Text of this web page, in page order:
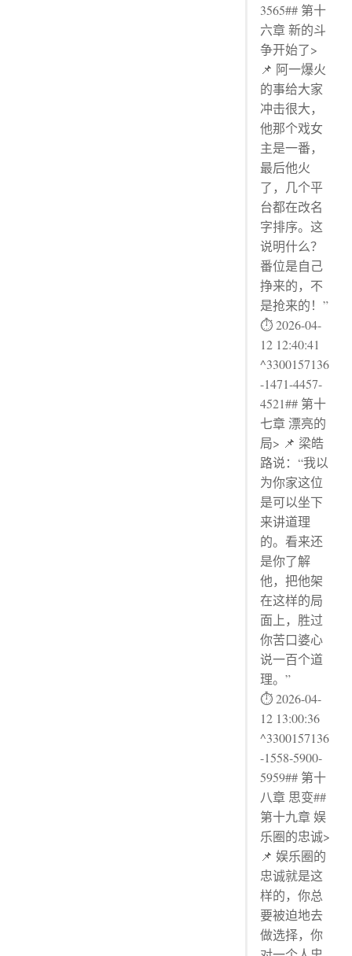
3565## 第十
六章 新的斗
争开始了>
📌 阿一爆火
的事给大家
冲击很大，
他那个戏女
主是一番，
最后他火
了，几个平
台都在改名
字排序。这
说明什么？
番位是自己
挣来的，不
是抢来的！”
⏱ 2026-04-
12 12:40:41
^3300157136
-1471-4457-
4521## 第十
七章 漂亮的
局> 📌 梁皓
路说：“我以
为你家这位
是可以坐下
来讲道理
的。看来还
是你了解
他，把他架
在这样的局
面上，胜过
你苦口婆心
说一百个道
理。”
⏱ 2026-04-
12 13:00:36
^3300157136
-1558-5900-
5959## 第十
八章 思变##
第十九章 娱
乐圈的忠诚>
📌 娱乐圈的
忠诚就是这
样的，你总
要被迫地去
做选择，你